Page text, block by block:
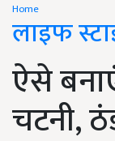
Home
लाइफ
ऐसे
चटनी,